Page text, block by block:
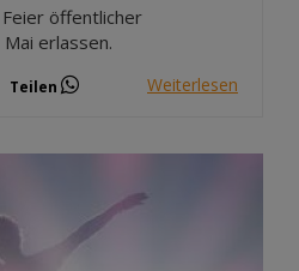
öffentlicher
erlassen.
Teilen Weiterlesen